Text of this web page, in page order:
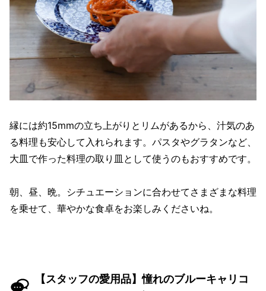
縁には約15mmの立ち上がりとリムがあるから、汁気のあ
る料理も安心して入れられます。パスタやグラタンなど、
大皿で作った料理の取り皿として使うのもおすすめです。
朝、昼、晩。シチュエーションに合わせてさまざまな料理
を乗せて、華やかな食卓をお楽しみくださいね。
【スタッフの愛用品】憧れのブルーキャリコ